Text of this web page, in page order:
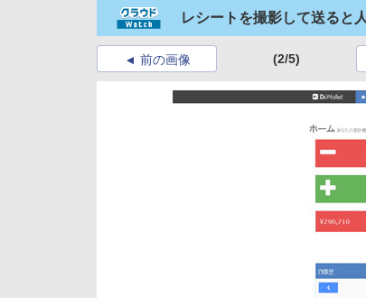
レシートを撮影して送ると
前の画像 (2/5)